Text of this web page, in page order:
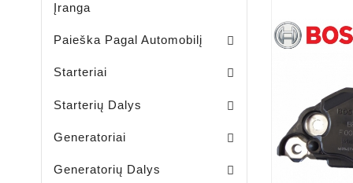
Įranga
Paieška Pagal Automobilį
Starteriai
Starterių Dalys
Generatoriai
Generatorių Dalys